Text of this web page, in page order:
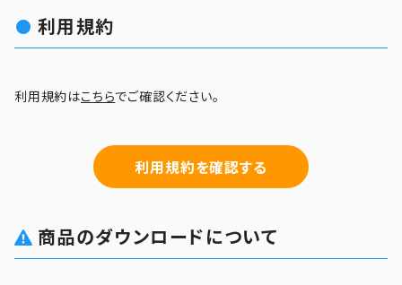
利用規約
利用規約はこちらでご確認ください。
利用規約を確認する
商品のダウンロードについて